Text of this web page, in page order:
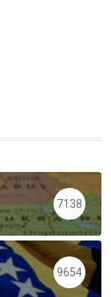
7138
9654